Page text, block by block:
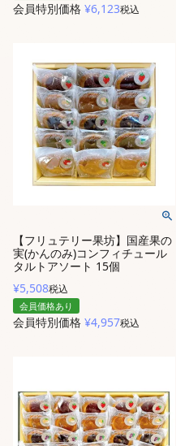
会員特別価格 ¥6,123税込
【フリュテリー果坊】国産果の
実(かんのみ)コンフィチュール
タルトアソート 15個
¥5,508税込
会員価格あり
会員特別価格 ¥4,957税込